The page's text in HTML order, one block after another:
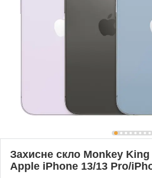
Захисне скло Monkey
Apple iPhone 13/13 Pro/